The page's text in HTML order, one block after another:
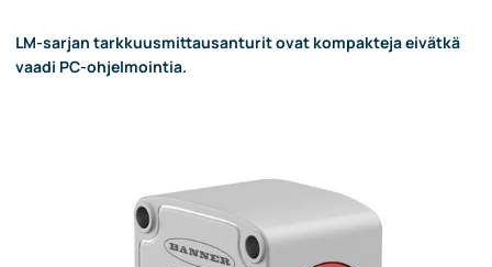
LM-sarjan tarkkuusmittausanturit ovat kompakteja eivätkä
vaadi PC-ohjelmointia.